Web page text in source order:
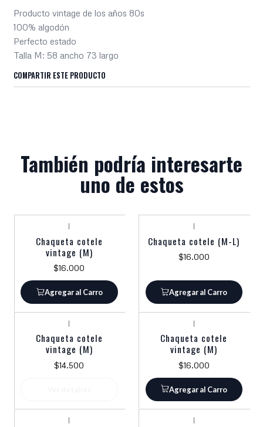
Producto vintage de los años 80s
100% algodón
Perfecto estado
Talla M: 58 ancho 73 largo
COMPARTIR ESTE PRODUCTO
También podría interesarte
uno de estos
|
Chaqueta cotele
vintage (M)
$16.000
Agregar al Carro
|
Chaqueta cotele (M-L)
$16.000
Agregar al Carro
|
Chaqueta cotele
vintage (M)
$14.500
|
Chaqueta cotele
vintage (M)
$16.000
Agregar al Carro
| |